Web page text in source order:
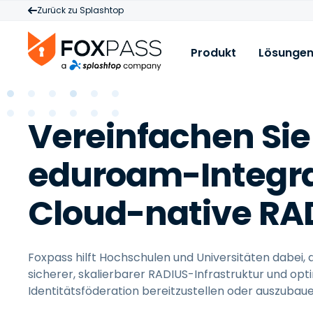
Zurück zu Splashtop
Produkt
Cloud RADIUS
Cloud LDAP
Lizenzen & Preise
Lösungen
Vereinfachen
eduroam-
Cloud-native
Foxpass hilft Hochschulen und Universitäten
sicherer, skalierbarer RADIUS-Infrastruktur und
Identitätsföderation bereitzustellen oder